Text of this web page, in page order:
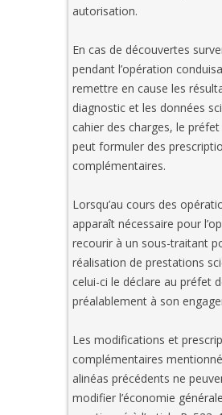
autorisation.
En cas de découvertes
pendant l’opération
remettre en cause les
diagnostic et les données
cahier des charges, le
peut formuler des
complémentaires.
Lorsqu’au cours des
apparaît nécessaire pour
recourir à un sous-traitant
réalisation de prestations
celui-ci le déclare au préfet
préalablement à son
Les modifications et
complémentaires
alinéas précédents ne
modifier l’économie